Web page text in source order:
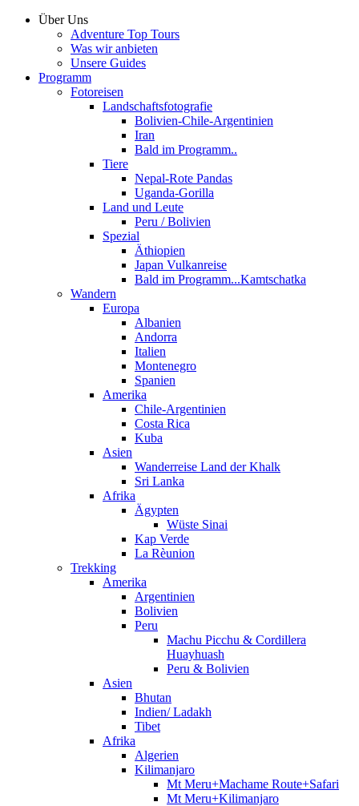
Über Uns
Adventure Top Tours
Was wir anbieten
Unsere Guides
Programm
Fotoreisen
Landschaftsfotografie
Bolivien-Chile-Argentinien
Iran
Bald im Programm..
Tiere
Nepal-Rote Pandas
Uganda-Gorilla
Land und Leute
Peru / Bolivien
Spezial
Äthiopien
Japan Vulkanreise
Bald im Programm...Kamtschatka
Wandern
Europa
Albanien
Andorra
Italien
Montenegro
Spanien
Amerika
Chile-Argentinien
Costa Rica
Kuba
Asien
Wanderreise Land der Khalk
Sri Lanka
Afrika
Ägypten
Wüste Sinai
Kap Verde
La Rèunion
Trekking
Amerika
Argentinien
Bolivien
Peru
Machu Picchu & Cordillera
Huayhuash
Peru & Bolivien
Asien
Bhutan
Indien/ Ladakh
Tibet
Afrika
Algerien
Kilimanjaro
Mt Meru+Machame Route+Safari
Mt Meru+Kilimanjaro